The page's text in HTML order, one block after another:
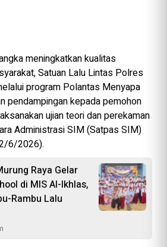
meningkatkan kualitas
Satuan Lalu Lintas Polres
program Polantas Menyapa
pendampingan kepada pemohon
ujian teori dan perekaman
Administrasi SIM (Satpas SIM)
6/2026).
Raya Gelar
di MIS Al-Ikhlas,
Rambu Lalu